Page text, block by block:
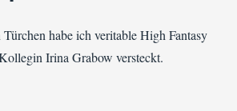
habe ich veritable High Fantasy
Irina Grabow versteckt.